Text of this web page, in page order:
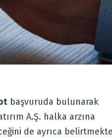
başvuruda bulunarak
A.Ş. halka arzına
de ayrıca